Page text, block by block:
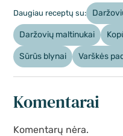
Daugiau receptų su:
Daržovių maltinukai
Sūrūs blynai Varškės
Komentarai
Komentarų nėra.